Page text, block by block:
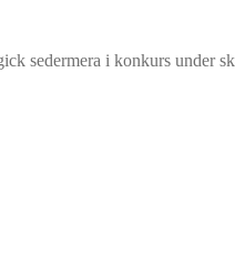
sedermera i konkurs under